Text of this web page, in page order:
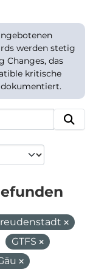
werden stetig
Changes, das
kritische
GTFS